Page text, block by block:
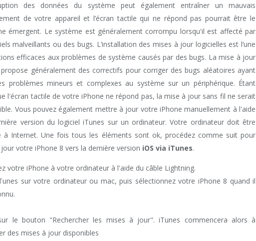
des données du système peut également entraîner un mauvais
de votre appareil et l’écran tactile qui ne répond pas pourrait être le
émergent. Le système est généralement corrompu lorsqu'il est affecté par
malveillants ou des bugs. L’installation des mises à jour logicielles est l’une
efficaces aux problèmes de système causés par des bugs. La mise à jour
généralement des correctifs pour corriger des bugs aléatoires ayant
problèmes mineurs et complexes au système sur un périphérique. Étant
l'écran tactile de votre iPhone ne répond pas, la mise à jour sans fil ne serait
Vous pouvez également mettre à jour votre iPhone manuellement à l'aide
version du logiciel iTunes sur un ordinateur. Votre ordinateur doit être
à Internet. Une fois tous les éléments sont ok, procédez comme suit pour
votre iPhone 8 vers la dernière version iOS via iTunes.
votre iPhone à votre ordinateur à l'aide du câble Lightning.
sur votre ordinateur ou mac, puis sélectionnez votre iPhone 8 quand il
le bouton "Rechercher les mises à jour". iTunes commencera alors à
des mises à jour disponibles